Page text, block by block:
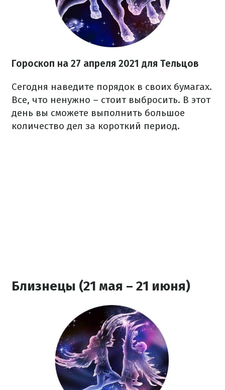
Гороскоп на 27 апреля 2021 для Тельцов
Сегодня наведите порядок в своих бумагах.
Все, что ненужно – стоит выбросить. В этот
день вы сможете выполнить большое
количество дел за короткий период.
Близнецы (21 мая – 21 июня)